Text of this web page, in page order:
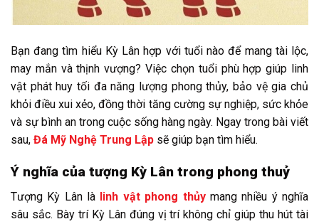
Bạn đang tìm hiểu Kỳ Lân hợp với tuổi nào để mang tài lộc,
may mắn và thịnh vượng? Việc chọn tuổi phù hợp giúp linh
vật phát huy tối đa năng lượng phong thủy, bảo vệ gia chủ
khỏi điều xui xẻo, đồng thời tăng cường sự nghiệp, sức khỏe
và sự bình an trong cuộc sống hàng ngày. Ngay trong bài viết
sau, Đá Mỹ Nghệ Trung Lập sẽ giúp bạn tìm hiểu.
Ý nghĩa của tượng Kỳ Lân trong phong thuỷ
Tượng Kỳ Lân là linh vật phong thủy mang nhiều ý nghĩa
sâu sắc. Bày trí Kỳ Lân đúng vị trí không chỉ giúp thu hút tài